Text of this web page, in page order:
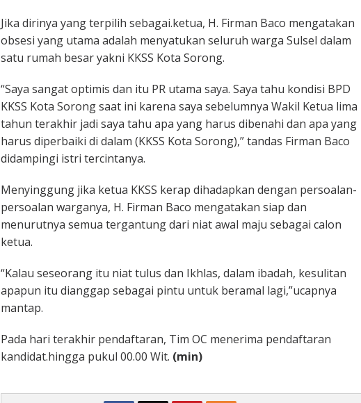
Jika dirinya yang terpilih sebagai.ketua, H. Firman Baco mengatakan
obsesi yang utama adalah menyatukan seluruh warga Sulsel dalam
satu rumah besar yakni KKSS Kota Sorong.
“Saya sangat optimis dan itu PR utama saya. Saya tahu kondisi BPD
KKSS Kota Sorong saat ini karena saya sebelumnya Wakil Ketua lima
tahun terakhir jadi saya tahu apa yang harus dibenahi dan apa yang
harus diperbaiki di dalam (KKSS Kota Sorong),” tandas Firman Baco
didampingi istri tercintanya.
Menyinggung jika ketua KKSS kerap dihadapkan dengan persoalan-
persoalan warganya, H. Firman Baco mengatakan siap dan
menurutnya semua tergantung dari niat awal maju sebagai calon
ketua.
“Kalau seseorang itu niat tulus dan Ikhlas, dalam ibadah, kesulitan
apapun itu dianggap sebagai pintu untuk beramal lagi,”ucapnya
mantap.
Pada hari terakhir pendaftaran, Tim OC menerima pendaftaran
kandidat.hingga pukul 00.00 Wit. (min)